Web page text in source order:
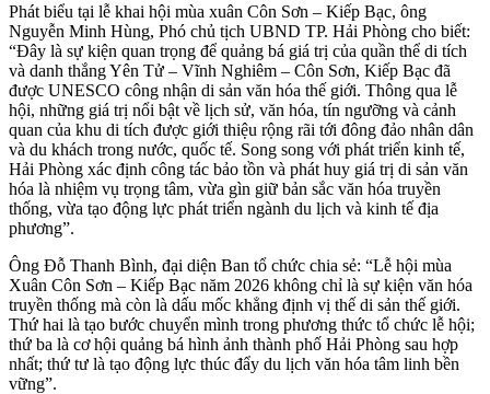
Phát biểu tại lễ khai hội mùa xuân Côn Sơn – Kiếp Bạc, ông
Nguyễn Minh Hùng, Phó chủ tịch UBND TP. Hải Phòng cho biết:
“Đây là sự kiện quan trọng để quảng bá giá trị của quần thể di tích
và danh thắng Yên Tử – Vĩnh Nghiêm – Côn Sơn, Kiếp Bạc đã
được UNESCO công nhận di sản văn hóa thế giới. Thông qua lễ
hội, những giá trị nổi bật về lịch sử, văn hóa, tín ngưỡng và cảnh
quan của khu di tích được giới thiệu rộng rãi tới đông đảo nhân dân
và du khách trong nước, quốc tế. Song song với phát triển kinh tế,
Hải Phòng xác định công tác bảo tồn và phát huy giá trị di sản văn
hóa là nhiệm vụ trọng tâm, vừa gìn giữ bản sắc văn hóa truyền
thống, vừa tạo động lực phát triển ngành du lịch và kinh tế địa
phương”.
Ông Đỗ Thanh Bình, đại diện Ban tổ chức chia sẻ: “Lễ hội mùa
Xuân Côn Sơn – Kiếp Bạc năm 2026 không chỉ là sự kiện văn hóa
truyền thống mà còn là dấu mốc khẳng định vị thế di sản thế giới.
Thứ hai là tạo bước chuyển mình trong phương thức tổ chức lễ hội;
thứ ba là cơ hội quảng bá hình ảnh thành phố Hải Phòng sau hợp
nhất; thứ tư là tạo động lực thúc đẩy du lịch văn hóa tâm linh bền
vững”.